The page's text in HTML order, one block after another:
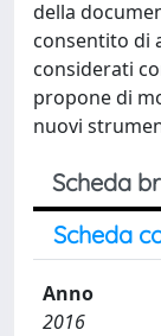
della
consentito di
considerati
propone di
nuovi
Scheda
Scheda
Anno
2016